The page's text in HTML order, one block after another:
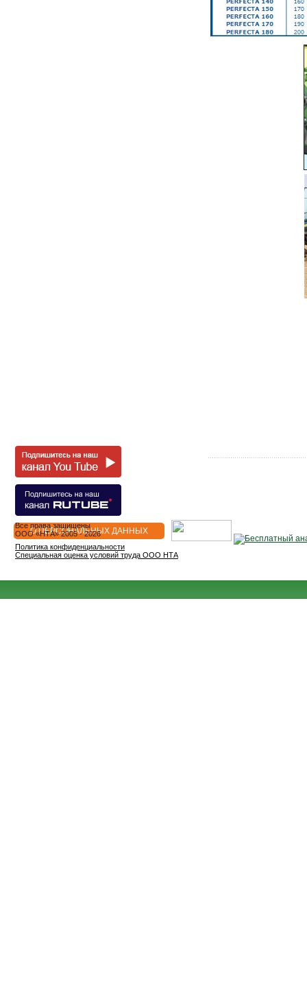
О ПЕРСОНАЛЬНЫХ ДАННЫХ
Все права защищены
OOO «НТА» 2005 - 2026
Политика конфиденциальности
Специальная оценка условий труда ООО НТА